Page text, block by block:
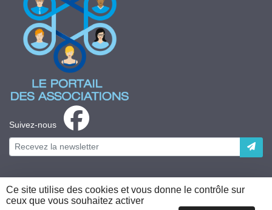
Suivez-nous
Plateforme développée en France par
Ce site utilise des cookies et vous donne le contrôle sur
ceux que vous souhaitez activer